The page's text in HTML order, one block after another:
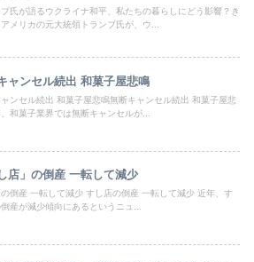
プ氏が語るウクライナ和平、私たちの暮らしにどう影響？き
アメリカの元大統領トランプ氏が、ウ...
ャンセル続出 和菓子屋悲鳴
ンセル続出 和菓子屋悲鳴無断キャンセル続出 和菓子屋悲
和菓子業界では無断キャンセルが...
店」の倒産 一転して減少
倒産 一転して減少 すし店の倒産 一転して減少 近年、す
倒産が減少傾向にあるというニュ...